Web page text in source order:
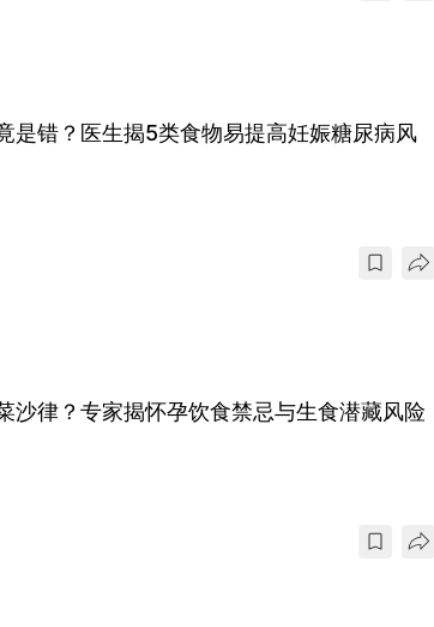
是错？医生揭5类食物易提高妊娠糖尿病风
沙律？专家揭怀孕饮食禁忌与生食潜藏风险